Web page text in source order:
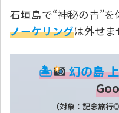
石垣島で“神秘の青”を
ノーケリングは外せま
🏝
幻の島
（対象：記念旅